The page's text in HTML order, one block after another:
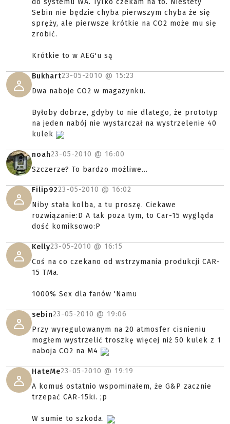
do systemu WA. Tylko czekam na to. Niestety
Sebin nie będzie chyba pierwszym chyba że się
spręży, ale pierwsze krótkie na CO2 może mu się
zrobić.
Krótkie to w AEG'u są
Bukhart23-05-2010 @ 15:23
Dwa naboje CO2 w magazynku.
Byłoby dobrze, gdyby to nie dlatego, że prototyp
na jeden nabój nie wystarczał na wystrzelenie 40
kulek
noah23-05-2010 @ 16:00
Szczerze? To bardzo możliwe...
Filip9223-05-2010 @ 16:02
Niby stała kolba, a tu proszę. Ciekawe
rozwiązanie:D A tak poza tym, to Car-15 wygląda
dość komiksowo:P
Kelly23-05-2010 @ 16:15
Coś na co czekano od wstrzymania produkcji CAR-
15 TMa.
1000% Sex dla fanów 'Namu
sebin23-05-2010 @ 19:06
Przy wyregulowanym na 20 atmosfer cisnieniu
mogłem wystrzelić troszkę więcej niż 50 kulek z 1
naboja CO2 na M4
HateMe23-05-2010 @ 19:19
A komuś ostatnio wspominałem, że G&P zacznie
trzepać CAR-15ki. ;p
W sumie to szkoda.